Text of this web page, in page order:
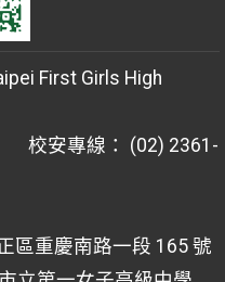
First Girls High
安專線： (02) 2361-
區重慶南路一段 165 號